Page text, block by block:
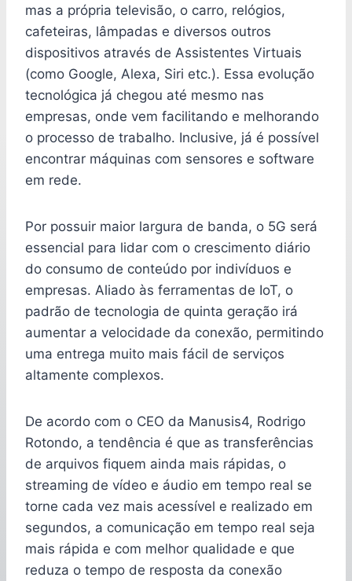
mas a própria televisão, o carro, relógios,
cafeteiras, lâmpadas e diversos outros
dispositivos através de Assistentes Virtuais
(como Google, Alexa, Siri etc.). Essa evolução
tecnológica já chegou até mesmo nas
empresas, onde vem facilitando e melhorando
o processo de trabalho. Inclusive, já é possível
encontrar máquinas com sensores e software
em rede.
Por possuir maior largura de banda, o 5G será
essencial para lidar com o crescimento diário
do consumo de conteúdo por indivíduos e
empresas. Aliado às ferramentas de IoT, o
padrão de tecnologia de quinta geração irá
aumentar a velocidade da conexão, permitindo
uma entrega muito mais fácil de serviços
altamente complexos.
De acordo com o CEO da Manusis4, Rodrigo
Rotondo, a tendência é que as transferências
de arquivos fiquem ainda mais rápidas, o
streaming de vídeo e áudio em tempo real se
torne cada vez mais acessível e realizado em
segundos, a comunicação em tempo real seja
mais rápida e com melhor qualidade e que
reduza o tempo de resposta da conexão